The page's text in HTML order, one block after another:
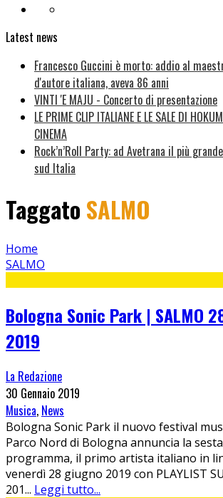
Latest news
Francesco Guccini è morto: addio al
d'autore italiana, aveva 86 anni
VINTI 'E MAJU - Concerto di presentazione
LE PRIME CLIP ITALIANE E LE SALE DI
CINEMA
Rock’n’Roll Party: ad Avetrana il più
sud Italia
Taggato SALMO
Home
SALMO
Bologna Sonic Park | SALMO
2019
La Redazione
30 Gennaio 2019
Musica, News
Bologna Sonic Park il nuovo festival
Parco Nord di Bologna annuncia la
programma, il primo artista italiano in
venerdì 28 giugno 2019 con PLAYLIST
201... Leggi tutto...